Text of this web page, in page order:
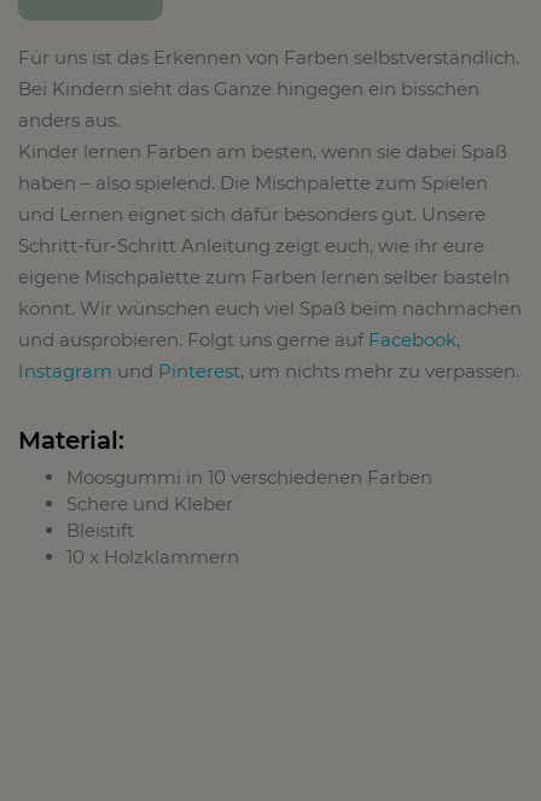
Für uns ist das Erkennen von Farben selbstverständlich.
Bei Kindern sieht das Ganze hingegen ein bisschen
anders aus.
Kinder lernen Farben am besten, wenn sie dabei Spaß
haben – also spielend. Die Mischpalette zum Spielen
und Lernen eignet sich dafür besonders gut. Unsere
Schritt-für-Schritt Anleitung zeigt euch, wie ihr eure
eigene Mischpalette zum Farben lernen selber basteln
könnt. Wir wünschen euch viel Spaß beim nachmachen
und ausprobieren. Folgt uns gerne auf Facebook,
Instagram und Pinterest, um nichts mehr zu verpassen.
Material:
Moosgummi in 10 verschiedenen Farben
Schere und Kleber
Bleistift
10 x Holzklammern